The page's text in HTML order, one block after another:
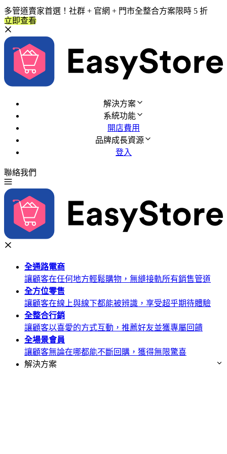
多管道賣家首選！社群 + 官網 + 門市全整合方案限時 5 折
立即查看
解決方案
系統功能
開店費用
品牌成長資源
登入
聯絡我們
全通路電商
讓顧客在任何地方輕鬆購物，無縫接軌所有銷售管道
全方位零售
讓顧客在線上與線下都能被辨識，享受超乎期待體驗
全整合行銷
讓顧客以喜愛的方式互動，推薦好友並獲專屬回饋
全場景會員
讓顧客無論在哪都能不斷回購，獲得無限驚喜
解決方案